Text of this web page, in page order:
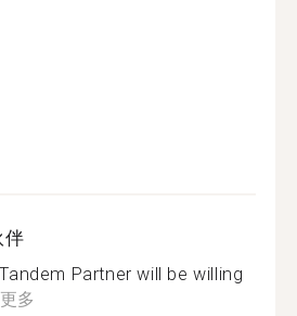
伴
Partner will be willing
多